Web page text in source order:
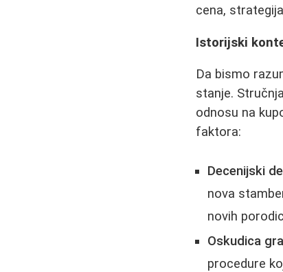
cena,
Istorijski
Da bismo
stanje.
odnosu na
faktora:
Decenijski
nova
novih
Oskudica
procedure